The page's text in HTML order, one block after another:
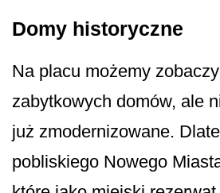
Domy historyczne
Na placu możemy
zabytkowych domów, ale
już zmodernizowane.
pobliskiego Nowego